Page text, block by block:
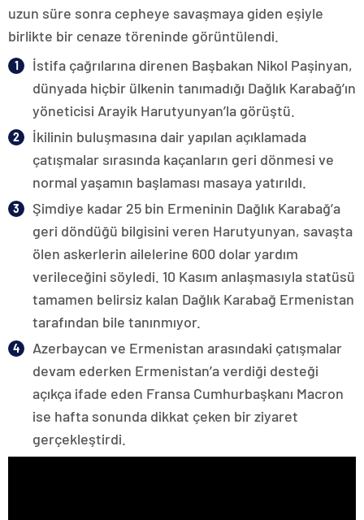
uzun süre sonra cepheye savaşmaya giden eşiyle
birlikte bir cenaze töreninde görüntülendi.
İstifa çağrılarına direnen Başbakan Nikol Paşinyan,
dünyada hiçbir ülkenin tanımadığı Dağlık Karabağ’ın
yöneticisi Arayik Harutyunyan’la görüştü.
İkilinin buluşmasına dair yapılan açıklamada
çatışmalar sırasında kaçanların geri dönmesi ve
normal yaşamın başlaması masaya yatırıldı.
Şimdiye kadar 25 bin Ermeninin Dağlık Karabağ’a
geri döndüğü bilgisini veren Harutyunyan, savaşta
ölen askerlerin ailelerine 600 dolar yardım
verileceğini söyledi. 10 Kasım anlaşmasıyla statüsü
tamamen belirsiz kalan Dağlık Karabağ Ermenistan
tarafından bile tanınmıyor.
Azerbaycan ve Ermenistan arasındaki çatışmalar
devam ederken Ermenistan’a verdiği desteği
açıkça ifade eden Fransa Cumhurbaşkanı Macron
ise hafta sonunda dikkat çeken bir ziyaret
gerçekleştirdi.